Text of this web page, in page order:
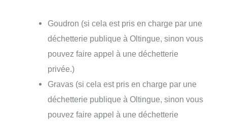
Goudron (si cela est pris en charge par une
déchetterie publique à Oltingue, sinon vous
pouvez faire appel à une déchetterie
privée.)
Gravas (si cela est pris en charge par une
déchetterie publique à Oltingue, sinon vous
pouvez faire appel à une déchetterie